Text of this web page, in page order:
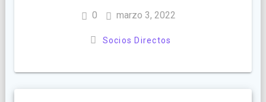
0 marzo 3, 2022
Socios Directos